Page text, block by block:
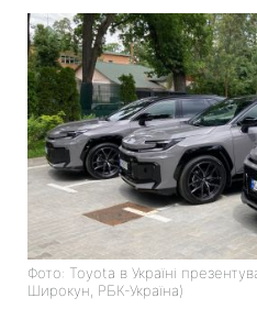
Фото: Toyota в Україні
Широкун, РБК-Україна)